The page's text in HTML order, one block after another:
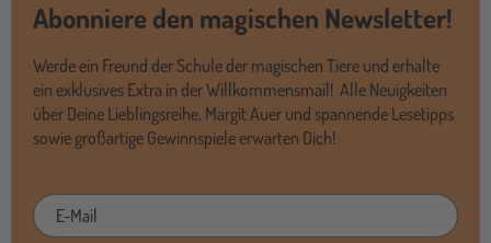
Abonniere den magischen Newsletter!
Werde ein Freund der Schule der magischen Tiere und erhalte
ein exklusives Extra in der Willkommensmail! Alle Neuigkeiten
über Deine Lieblingsreihe, Margit Auer und spannende Lesetipps
sowie großartige Gewinnspiele erwarten Dich!
E-
Mail